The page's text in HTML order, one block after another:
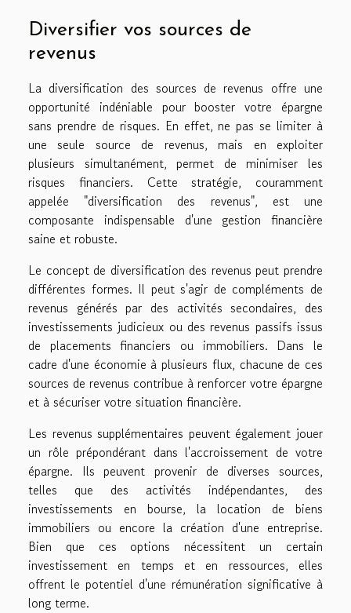
Diversifier vos sources de
revenus
La diversification des sources de revenus offre une
opportunité indéniable pour booster votre épargne
sans prendre de risques. En effet, ne pas se limiter à
une seule source de revenus, mais en exploiter
plusieurs simultanément, permet de minimiser les
risques financiers. Cette stratégie, couramment
appelée "diversification des revenus", est une
composante indispensable d'une gestion financière
saine et robuste.
Le concept de diversification des revenus peut prendre
différentes formes. Il peut s'agir de compléments de
revenus générés par des activités secondaires, des
investissements judicieux ou des revenus passifs issus
de placements financiers ou immobiliers. Dans le
cadre d'une économie à plusieurs flux, chacune de ces
sources de revenus contribue à renforcer votre épargne
et à sécuriser votre situation financière.
Les revenus supplémentaires peuvent également jouer
un rôle prépondérant dans l'accroissement de votre
épargne. Ils peuvent provenir de diverses sources,
telles que des activités indépendantes, des
investissements en bourse, la location de biens
immobiliers ou encore la création d'une entreprise.
Bien que ces options nécessitent un certain
investissement en temps et en ressources, elles
offrent le potentiel d'une rémunération significative à
long terme.